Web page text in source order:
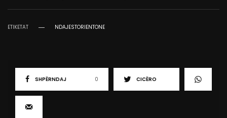
ETIKETAT NDAJESTORIENTONE
SHPËRNDAJ 0 CICËRO